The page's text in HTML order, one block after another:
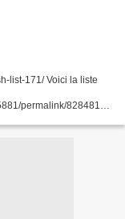
list-171/ Voici la liste
permalink/82848149